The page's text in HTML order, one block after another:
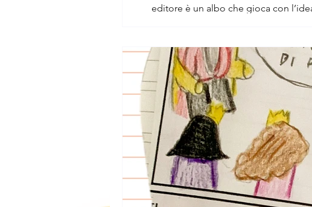
editore è un albo che gioca con l’idea di casa trasformandola continuamente: rifugio, invenzione, possibilità. Un invito a guardare